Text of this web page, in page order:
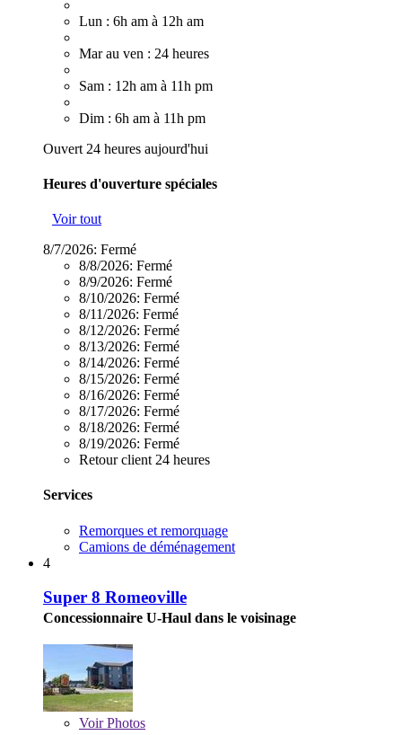
Lun : 6h am à 12h am
Mar au ven : 24 heures
Sam : 12h am à 11h pm
Dim : 6h am à 11h pm
Ouvert 24 heures aujourd'hui
Heures d'ouverture spéciales
Voir tout
8/7/2026: Fermé
8/8/2026: Fermé
8/9/2026: Fermé
8/10/2026: Fermé
8/11/2026: Fermé
8/12/2026: Fermé
8/13/2026: Fermé
8/14/2026: Fermé
8/15/2026: Fermé
8/16/2026: Fermé
8/17/2026: Fermé
8/18/2026: Fermé
8/19/2026: Fermé
Retour client 24 heures
Services
Remorques et remorquage
Camions de déménagement
4
Super 8 Romeoville
Concessionnaire U-Haul dans le voisinage
VoirPhotos